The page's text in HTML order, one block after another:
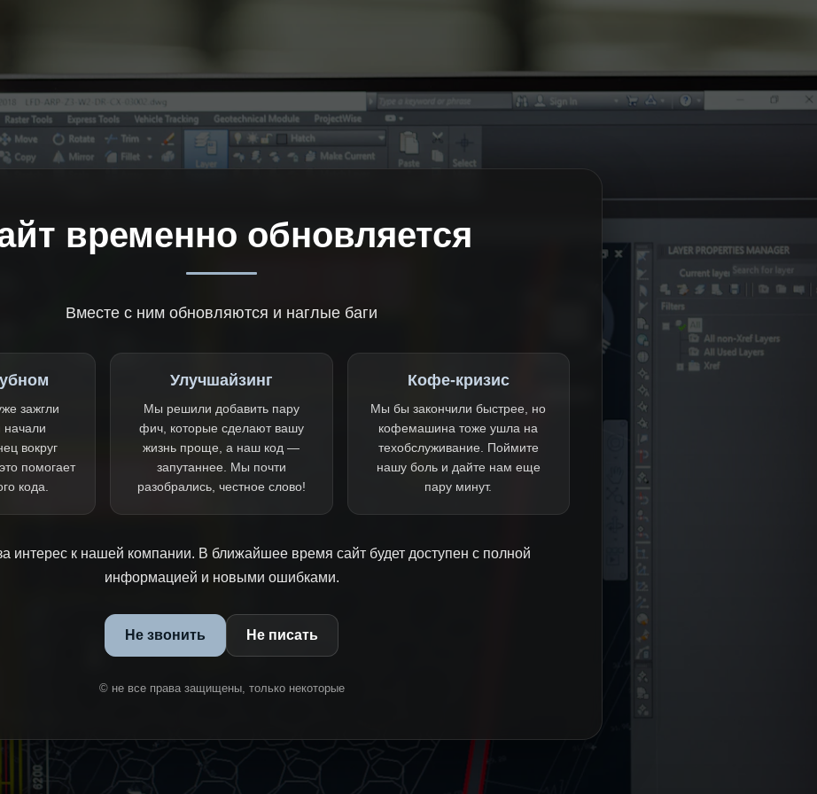
временно обновляется
Вместе с ним обновляются и наглые баги
зажгли
начали
вокруг
помогает
кода.
Улучшайзинг
Мы решили добавить пару
фич, которые сделают вашу
жизнь проще, а наш код —
запутаннее. Мы почти
разобрались, честное слово!
Кофе-кризис
Мы бы закончили быстрее, но
кофемашина тоже ушла на
техобслуживание. Поймите
нашу боль и дайте нам еще
пару минут.
интерес к нашей компании. В ближайшее время сайт будет доступен с полной
информацией и новыми ошибками.
Не звонить Не писать
© не все права защищены, только некоторые